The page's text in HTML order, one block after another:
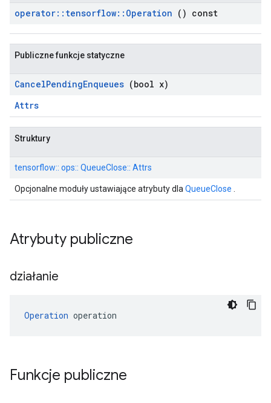
operator:: tensorflow:: Operation () const
Publiczne funkcje statyczne
CancelPendingEnqueues (bool x)
Attrs
Struktury
tensorflow:: ops:: QueueClose:: Attrs
Opcjonalne moduły ustawiające atrybuty dla QueueClose
Atrybuty publiczne
działanie
Operation operation
Funkcje publiczne